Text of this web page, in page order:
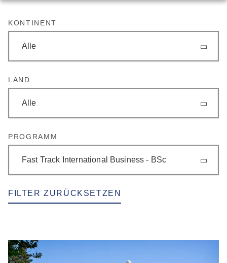
KONTINENT
Alle
LAND
Alle
PROGRAMM
Fast Track International Business - BSc
FILTER ZURÜCKSETZEN